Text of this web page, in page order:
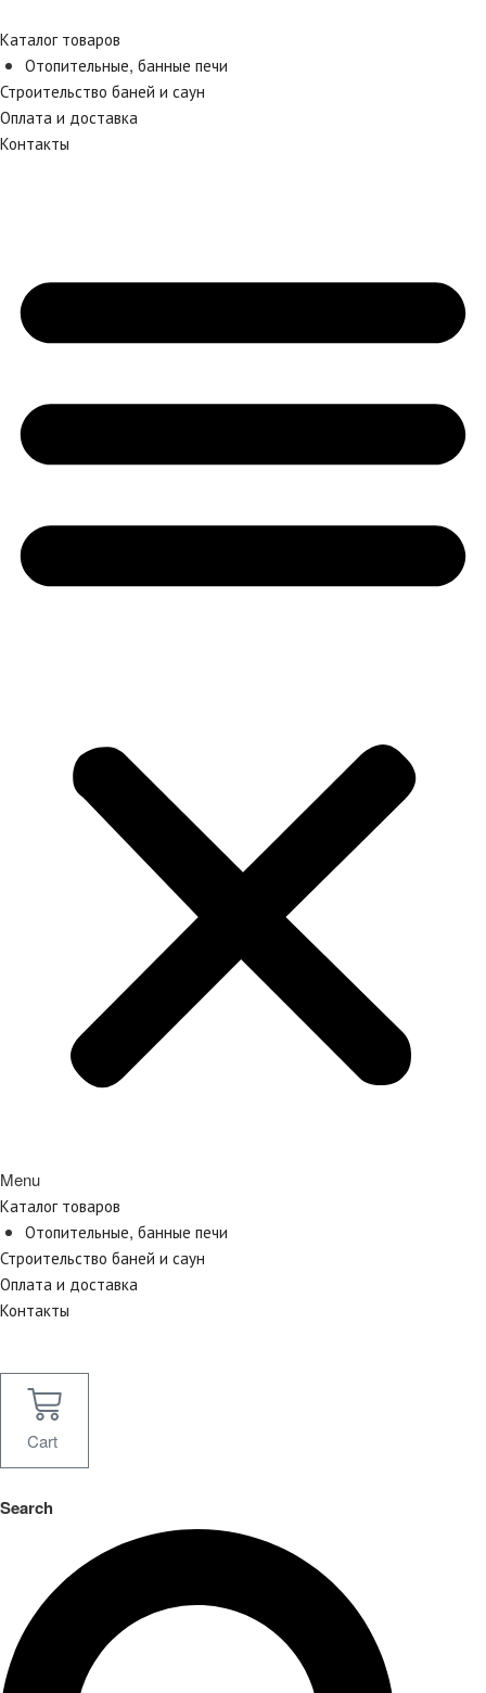
Каталог товаров
Отопительные, банные печи
Строительство баней и саун
Оплата и доставка
Контакты
Menu
Каталог товаров
Отопительные, банные печи
Строительство баней и саун
Оплата и доставка
Контакты
Cart
Search